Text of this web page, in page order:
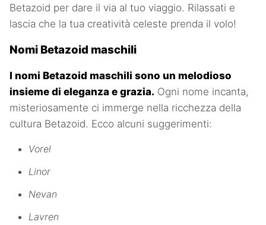
Betazoid per dare il via al tuo viaggio. Rilassati e
lascia che la tua creatività celeste prenda il volo!
Nomi Betazoid maschili
I nomi Betazoid maschili sono un melodioso
insieme di eleganza e grazia. Ogni nome incanta,
misteriosamente ci immerge nella ricchezza della
cultura Betazoid. Ecco alcuni suggerimenti:
Vorel
Linor
Nevan
Lavren